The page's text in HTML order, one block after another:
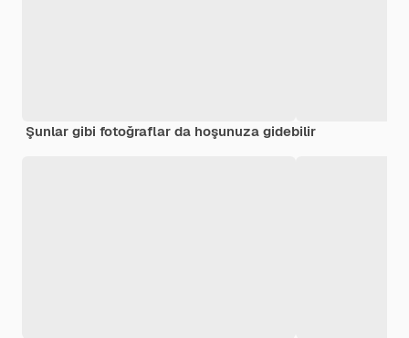
Şunlar gibi fotoğraflar da hoşunuza gidebilir